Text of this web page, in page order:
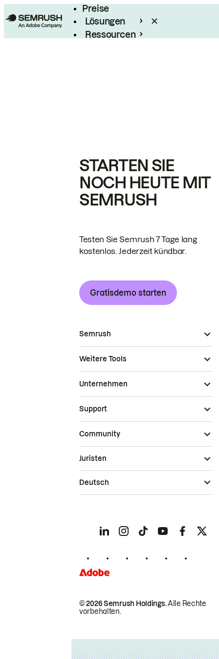
Preise
Lösungen
Ressourcen
STARTEN SIE
NOCH HEUTE MIT
SEMRUSH
Testen Sie Semrush 7 Tage lang
kostenlos. Jederzeit kündbar.
Gratisdemo starten
Semrush
Weitere Tools
Unternehmen
Support
Community
© 2026 Semrush Holdings.Alle Rechte
vorbehalten.
Juristen
Deutsch